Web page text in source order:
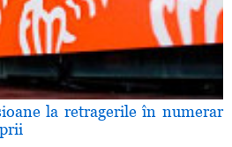
la retragerile în numerar